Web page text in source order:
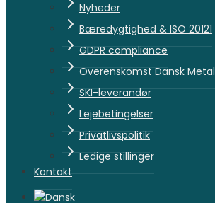
Nyheder
Bæredygtighed & ISO 20121
GDPR compliance
Overenskomst Dansk Metal
SKI-leverandør
Lejebetingelser
Privatlivspolitik
Ledige stillinger
Kontakt